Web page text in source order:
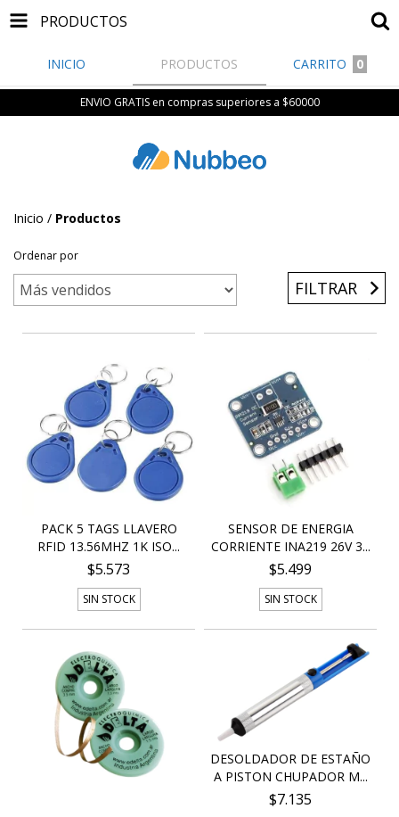
PRODUCTOS
INICIO PRODUCTOS CARRITO 0
ENVIO GRATIS en compras superiores a $60000
Inicio / Productos
Ordenar por
FILTRAR
PACK 5 TAGS LLAVERO
RFID 13.56MHZ 1K ISO...
$5.573
SIN STOCK
SENSOR DE ENERGIA
CORRIENTE INA219 26V 3...
$5.499
SIN STOCK
DESOLDADOR DE ESTAÑO
A PISTON CHUPADOR M...
$7.135